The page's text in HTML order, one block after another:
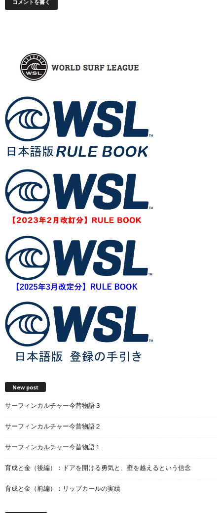
New post
サーフィンカルチャー今昔物語３
サーフィンカルチャー今昔物語２
サーフィンカルチャー今昔物語１
育成と金（後編）：ドアを開ける勇気と、壁を越えるという信念
育成と金（前編）：リップカールの実績